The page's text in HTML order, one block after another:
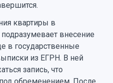
квартиры в
внесение
в государственные
из ЕГРН. В ней
запись, что